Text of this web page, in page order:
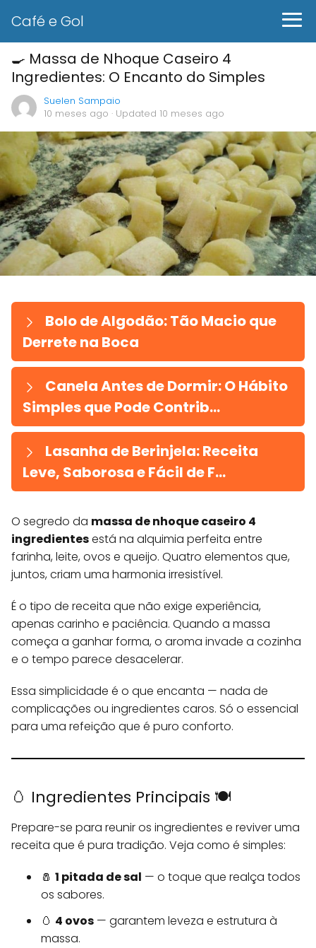
Café e Gol
🍳 Massa de Nhoque Caseiro 4
Ingredientes: O Encanto do Simples
Suelen Sampaio
10 meses ago · Updated 10 meses ago
Bolo de Algodão: Tão Macio que
Derrete na Boca
Canela Antes de Dormir: O Hábito
Simples que Pode Contrib...
Lasanha de Berinjela: Receita
Leve, Saborosa e Fácil de F...
O segredo da massa de nhoque caseiro 4
ingredientesestá na alquimia perfeita entre
farinha, leite, ovos e queijo. Quatro elementos que,
juntos, criam uma harmonia irresistível.
É o tipo de receita que não exige experiência,
apenas carinho e paciência. Quando a massa
começa a ganhar forma, o aroma invade a cozinha
e o tempo parece desacelerar.
Essa simplicidade é o que encanta — nada de
complicações ou ingredientes caros. Só o essencial
para uma refeição que é puro conforto.
🥚 Ingredientes Principais 🍽️
Prepare-se para reunir os ingredientes e reviver uma
receita que é pura tradição. Veja como é simples:
🧂 1 pitada de sal — o toque que realça todos
os sabores.
🥚 4 ovos — garantem leveza e estrutura à
massa.